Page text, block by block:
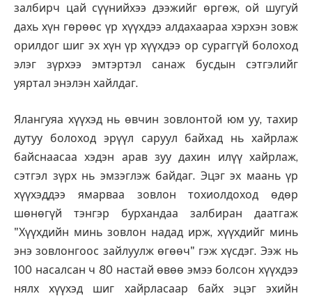
залбирч цай сүүнийхээ дээжийг өргөж, ой шугуй
дахь хүн гөрөөс үр хүүхдээ алдахаараа хэрхэн зовж
орилдог шиг эх хүн үр хүүхдээ ор сураггүй болоход
элэг зүрхээ эмтэртэл санаж бусдын сэтгэлийг
уяртал энэлэн хайлдаг.
Ялангуяа хүүхэд нь өвчин зовлонтой юм уу, тахир
дутуу болоход эрүүл саруул байхад нь хайрлаж
байснаасаа хэдэн арав зуу дахин илүү хайрлаж,
сэтгэл зүрх нь эмзэглэж байдаг. Эцэг эх маань үр
хүүхэддээ ямарваа зовлон тохиолдоход өдөр
шөнөгүй тэнгэр бурхандаа залбиран даатгаж
"Хүүхдийн минь зовлон надад ирж, хүүхдийг минь
энэ зовлонгоос зайлуулж өгөөч" гэж хүсдэг. Ээж нь
100 насалсан ч 80 настай өвөө эмээ болсон хүүхдээ
нялх хүүхэд шиг хайрласаар байх эцэг эхийн